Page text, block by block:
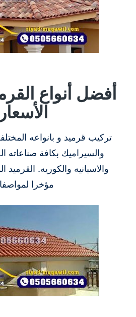
أفضل أنواع
الأسعار
تركيب قرميد و بانواعه
والسيراميك بكافة صناعاته
والاسبانيه والكوريه. القرميد
مؤخرا